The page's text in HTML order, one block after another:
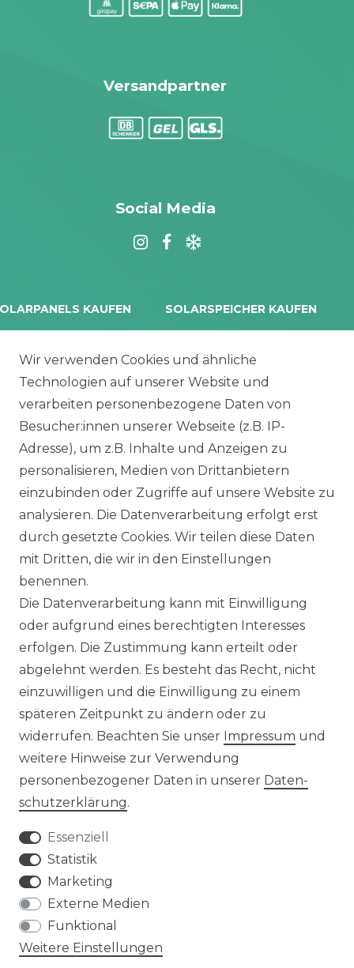
Versandpartner
Social Media
KAUFEN
Solar Module
SOLARSPEICHER KAUFEN
10 kWh Batteriespeicher
Solplanet Batteriespeicher
Growatt Speicher
Trina Solar Speicher
Wechselrichter
Wechselrichter
ZUBEHÖR
Unterkonstruktion
Weiteres Zubehör
Wp Balkonkraftwerk
mit Speicher
NOAH 2000
NEXA 2000
PV-KOMPLETTSETS
Solaranlagen mit Speicher
Insel Solaranlagen
10 kW PV-Anlage mit Speicher
8 kWp Solaranlagen
15 kWp Solaranlagen
20 kWp Solaranlagen
25 kWp Solaranlagen
30 kWp Solaranlagen
Klimaanlagen
Klimaanlagen
Split Sets
Klimaanlagen
ÜBER UNS
Wir verwenden Cookies und ähnliche
Technologien auf unserer Website und
verarbeiten personenbezogene Daten von
Besucher:innen unserer Webseite (z.B. IP-
Adresse), um z.B. Inhalte und Anzeigen zu
personalisieren, Medien von Drittanbietern
einzubinden oder Zugriffe auf unsere Website zu
analysieren. Die Datenverarbeitung erfolgt erst
durch gesetzte Cookies. Wir teilen diese Daten
mit Dritten, die wir in den Einstellungen
benennen.
Die Datenverarbeitung kann mit Einwilligung
oder aufgrund eines berechtigten Interesses
erfolgen. Die Zustimmung kann erteilt oder
abgelehnt werden. Es besteht das Recht, nicht
einzuwilligen und die Einwilligung zu einem
späteren Zeitpunkt zu ändern oder zu
widerrufen. Beachten Sie unser Impressum und
weitere Hinweise zur Verwendung
personenbezogener Daten in unserer Daten­
schutz­erklärung.
Essenziell
Statistik
Marketing
Externe Medien
Funktional
Weitere Einstellungen